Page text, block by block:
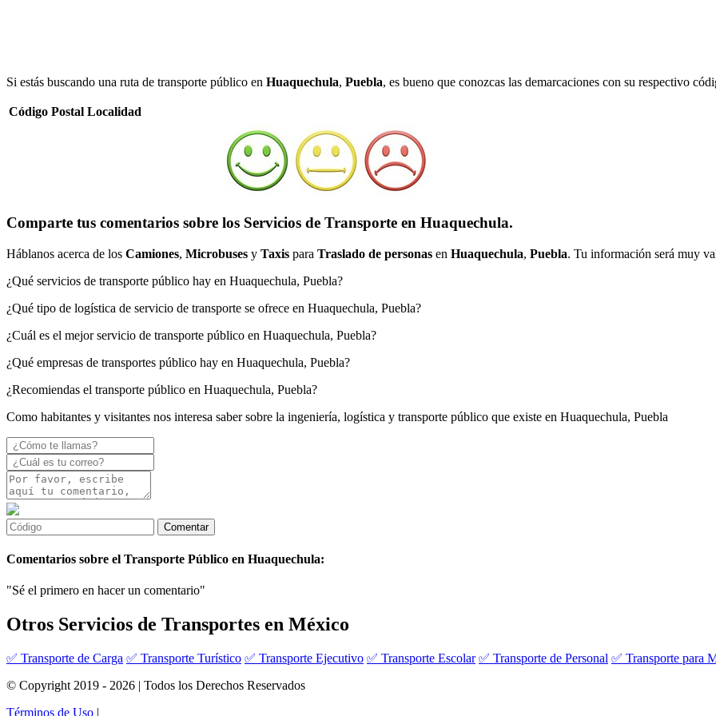
Si estás buscando una ruta de transporte público en Huaquechula, Puebla, es bueno que conozcas las demarcaciones con su respectivo
Código Postal Localidad
Comparte tus comentarios sobre los Servicios de Transporte en Huaquechula.
Háblanos acerca de los Camiones, Microbuses y Taxis para Traslado de personas en Huaquechula, Puebla. Tu información será muy
¿Qué servicios de transporte público hay en Huaquechula, Puebla?
¿Qué tipo de logística de servicio de transporte se ofrece en Huaquechula, Puebla?
¿Cuál es el mejor servicio de transporte público en Huaquechula, Puebla?
¿Qué empresas de transportes público hay en Huaquechula, Puebla?
¿Recomiendas el transporte público en Huaquechula, Puebla?
Como habitantes y visitantes nos interesa saber sobre la ingeniería, logística y transporte público que existe en Huaquechula, Puebla
Comentarios sobre el Transporte Público en Huaquechula:
"Sé el primero en hacer un comentario"
Otros Servicios de Transportes en México
✅ Transporte de Carga ✅ Transporte Turístico ✅ Transporte Ejecutivo ✅ Transporte Escolar ✅ Transporte de Personal ✅ Transporte para
© Copyright 2019 - 2026 | Todos los Derechos Reservados
Términos de Uso |